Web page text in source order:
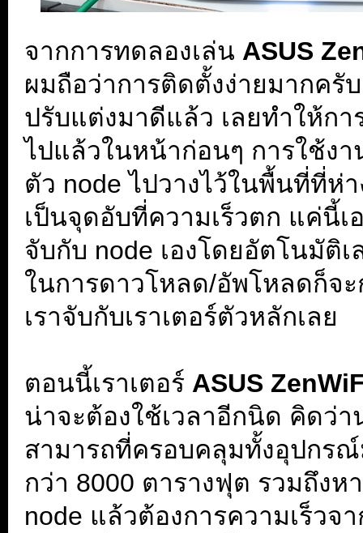
จากการทดลองเล่น ASUS
ผมถือว่าการติดตั้งง่ายมากครั
ปรับแต่งมาดีแล้ว เลยทำให้ก
ไปแล้วในหน้าก่อนๆ การใช้งา
ตัว node ไปวางไว้ในพื้นที่ที่ห่
เป็นจุดอับที่ความเร็วตก แค่นี้เ
จับกับ node เองโดยอัตโนมัติเ
ในการดาวโหลด/อัพโหลดก็จ
เราจับกับเราเตอร์ตัวหลักเลย
ตอนนี้เราเตอร์ ASUS
น่าจะต้องใช้เวลาอีกนิด คิดว่
สามารถที่ครอบคลุมทั้งอุปกร
กว่า 8000 ตารางฟุต รวมถึง
node แล้วต้องการความเร็วจ